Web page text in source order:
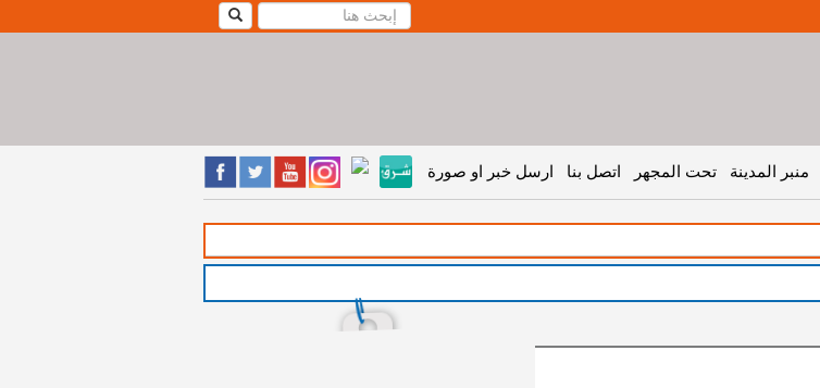
منبر المدينة تحت المجهر اتصل بنا ارسل خبر او صورة